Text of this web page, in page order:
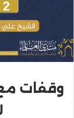
وقفات مع